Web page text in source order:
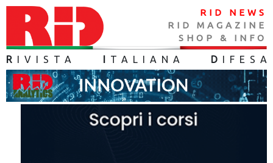
RID NEWS
RID MAGAZINE
SHOP & INFO
R IVISTA TALIANA D IFES A